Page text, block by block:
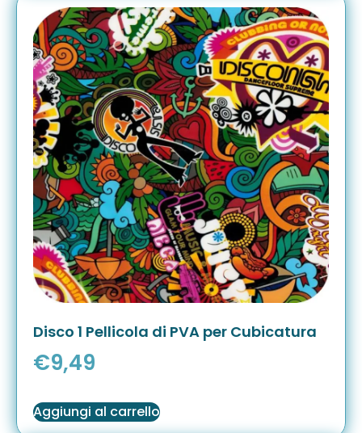
Disco 1 Pellicola di PVA per Cubicatura
€9,49
Aggiungi al carrello